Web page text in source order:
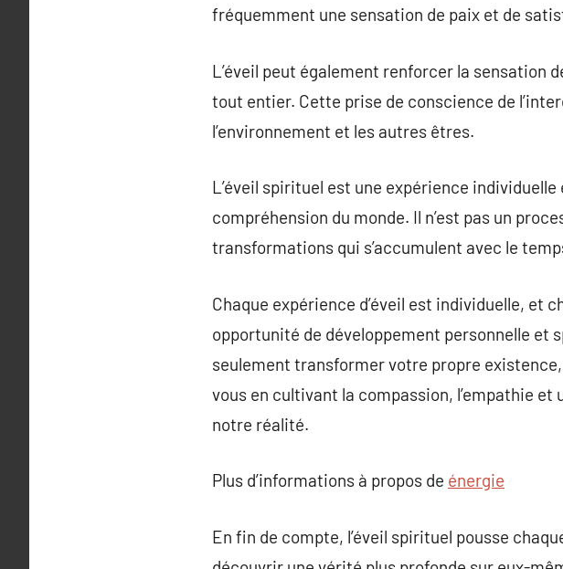
fréquemment une sensation de paix et de
L’éveil peut également renforcer la sensation
tout entier. Cette prise de conscience de
l’environnement et les autres êtres.
L’éveil spirituel est une expérience
compréhension du monde. Il n’est pas un
transformations qui s’accumulent avec le
Chaque expérience d’éveil est individuelle, et
opportunité de développement personnelle et
seulement transformer votre propre
vous en cultivant la compassion, l’empathie
notre réalité.
Plus d’informations à propos de énergie
En fin de compte, l’éveil spirituel pousse